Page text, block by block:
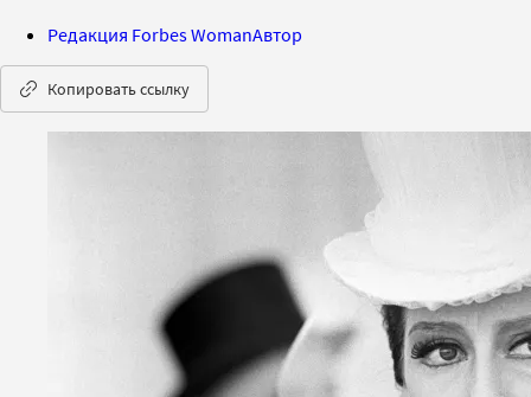
Редакция Forbes WomanАвтор
Копировать ссылку